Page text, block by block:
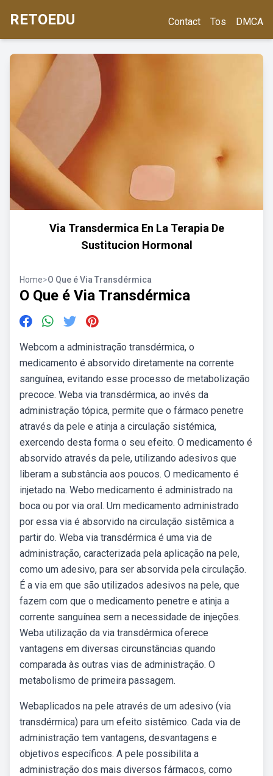
RETOEDU Contact Tos DMCA
Via Transdermica En La Terapia De
Sustitucion Hormonal
Home>O Que é Via Transdérmica
O Que é Via Transdérmica
Webcom a administração transdérmica, o
medicamento é absorvido diretamente na corrente
sanguínea, evitando esse processo de metabolização
precoce. Weba via transdérmica, ao invés da
administração tópica, permite que o fármaco penetre
através da pele e atinja a circulação sistémica,
exercendo desta forma o seu efeito. O medicamento é
absorvido através da pele, utilizando adesivos que
liberam a substância aos poucos. O medicamento é
injetado na. Webo medicamento é administrado na
boca ou por via oral. Um medicamento administrado
por essa via é absorvido na circulação sistêmica a
partir do. Weba via transdérmica é uma via de
administração, caracterizada pela aplicação na pele,
como um adesivo, para ser absorvida pela circulação.
É a via em que são utilizados adesivos na pele, que
fazem com que o medicamento penetre e atinja a
corrente sanguínea sem a necessidade de injeções.
Weba utilização da via transdérmica oferece
vantagens em diversas circunstâncias quando
comparada às outras vias de administração. O
metabolismo de primeira passagem.
Webaplicados na pele através de um adesivo (via
transdérmica) para um efeito sistêmico. Cada via de
administração tem vantagens, desvantagens e
objetivos específicos. A pele possibilita a
administração dos mais diversos fármacos, como